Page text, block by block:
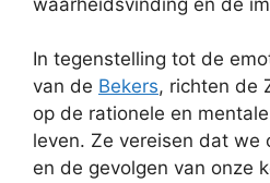
In tegenstelling tot de
van de Bekers, richten de
op de rationele en
leven. Ze vereisen dat we
en de gevolgen van onze